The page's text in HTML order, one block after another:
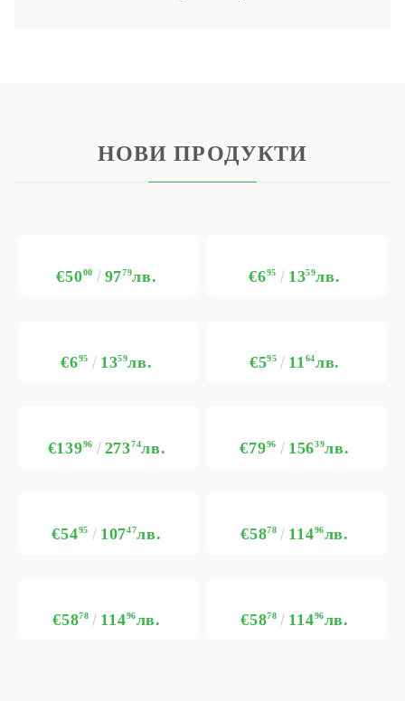
НОВИ ПРОДУКТИ
€5000 9779лв. €695 1359лв.
€695 1359лв. €595 1164лв.
€13996 27374лв. €7996 15639лв.
€5495 10747лв. €5878 11496лв.
€5878 11496лв. €5878 11496лв.